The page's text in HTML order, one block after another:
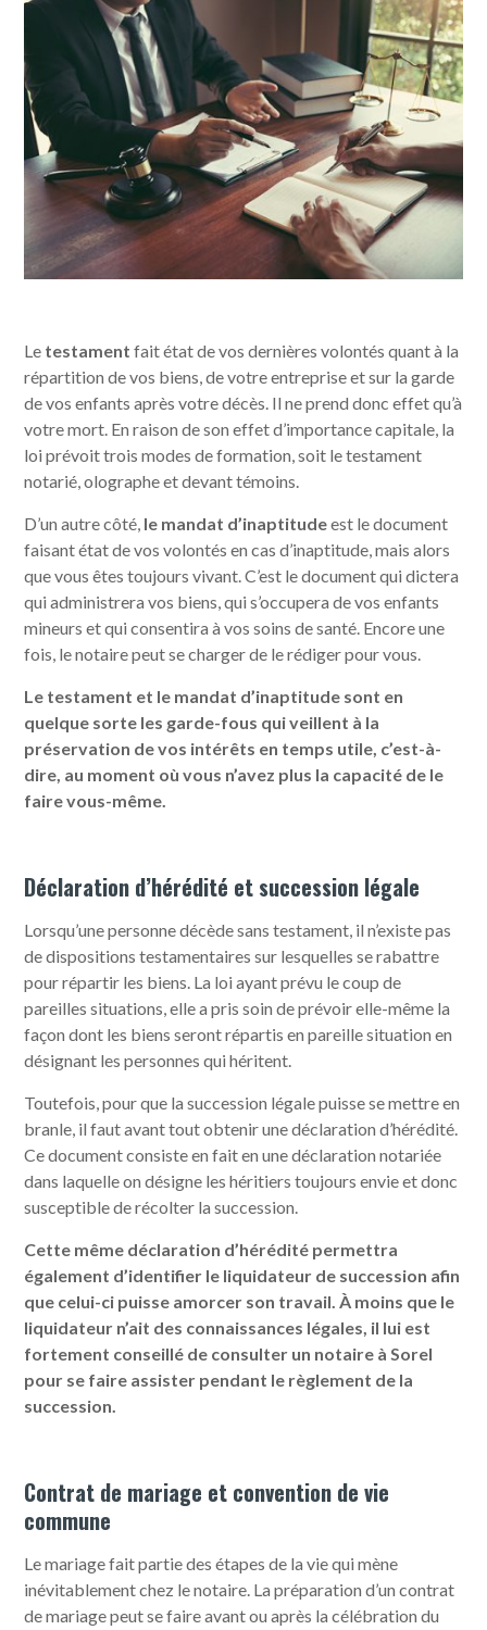
Le testament fait état de vos dernières volontés quant à la
répartition de vos biens, de votre entreprise et sur la garde
de vos enfants après votre décès. Il ne prend donc effet qu’à
votre mort. En raison de son effet d’importance capitale, la
loi prévoit trois modes de formation, soit le testament
notarié, olographe et devant témoins.
D’un autre côté, le mandat d’inaptitudeest le document
faisant état de vos volontés en cas d’inaptitude, mais alors
que vous êtes toujours vivant. C’est le document qui dictera
qui administrera vos biens, qui s’occupera de vos enfants
mineurs et qui consentira à vos soins de santé. Encore une
fois, le notaire peut se charger de le rédiger pour vous.
Le testament et le mandat d’inaptitude sont en
quelque sorte les garde-fous qui veillent à la
préservation de vos intérêts en temps utile, c’est-à-
dire, au moment où vous n’avez plus la capacité de le
faire vous-même.
Déclaration d’hérédité et succession légale
Lorsqu’une personne décède sans testament, il n’existe pas
de dispositions testamentaires sur lesquelles se rabattre
pour répartir les biens. La loi ayant prévu le coup de
pareilles situations, elle a pris soin de prévoir elle-même la
façon dont les biens seront répartis en pareille situation en
désignant les personnes qui héritent.
Toutefois, pour que la succession légale puisse se mettre en
branle, il faut avant tout obtenir une déclaration d’hérédité.
Ce document consiste en fait en une déclaration notariée
dans laquelle on désigne les héritiers toujours envie et donc
susceptible de récolter la succession.
Cette même déclaration d’hérédité permettra
également d’identifier le liquidateur de succession afin
que celui-ci puisse amorcer son travail. À moins que le
liquidateur n’ait des connaissances légales, il lui est
fortement conseillé de consulter un notaire à Sorel
pour se faire assister pendant le règlement de la
succession.
Contrat de mariage et convention de vie
commune
Le mariage fait partie des étapes de la vie qui mène
inévitablement chez le notaire. La préparation d’un contrat
de mariage peut se faire avant ou après la célébration du